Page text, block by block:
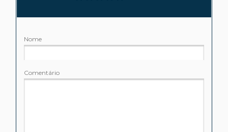
Nome
Comentário